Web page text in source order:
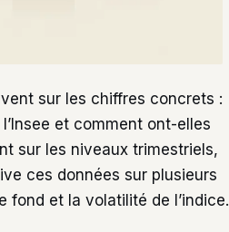
sur les chiffres concrets :
et comment ont-elles
sur les niveaux trimestriels,
ces données sur plusieurs
fond et la volatilité de l’indice.